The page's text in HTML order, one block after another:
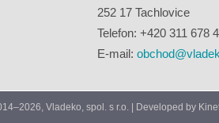
252 17 Tachlovice
Telefon: +420 311 678
E-mail:
Vladeko, spol. s r.o. | Developed by